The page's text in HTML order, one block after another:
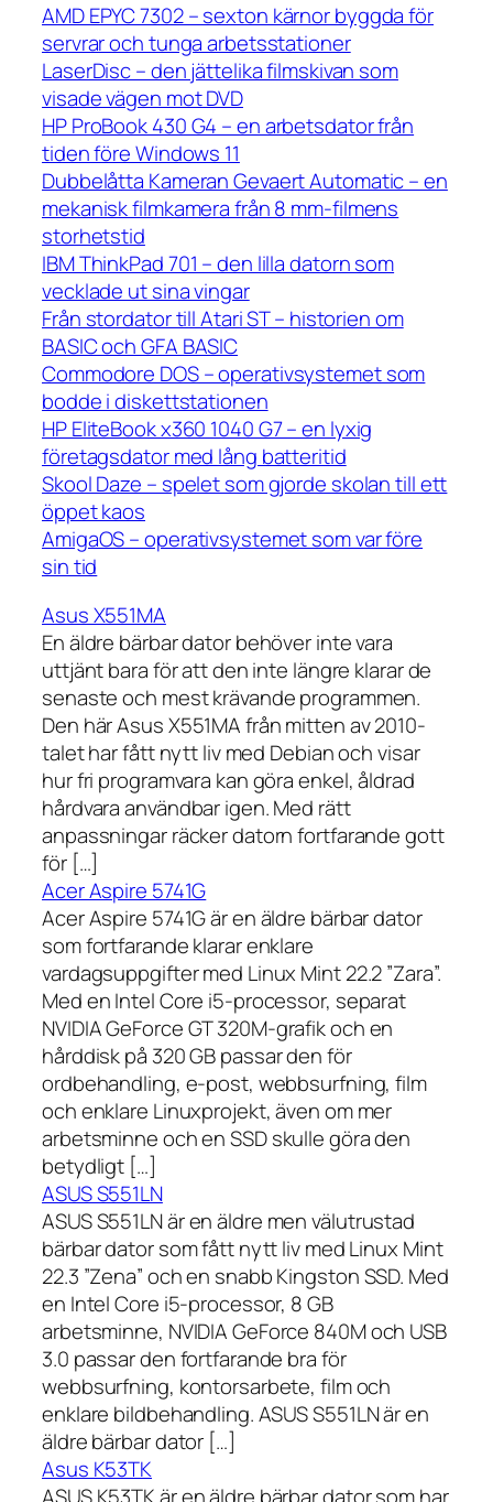
AMD EPYC 7302 – sexton kärnor byggda för
servrar och tunga arbetsstationer
LaserDisc – den jättelika filmskivan som
visade vägen mot DVD
HP ProBook 430 G4 – en arbetsdator från
tiden före Windows 11
Dubbelåtta Kameran Gevaert Automatic – en
mekanisk filmkamera från 8 mm-filmens
storhetstid
IBM ThinkPad 701 – den lilla datorn som
vecklade ut sina vingar
Från stordator till Atari ST – historien om
BASIC och GFA BASIC
Commodore DOS – operativsystemet som
bodde i diskettstationen
HP EliteBook x360 1040 G7 – en lyxig
företagsdator med lång batteritid
Skool Daze – spelet som gjorde skolan till ett
öppet kaos
AmigaOS – operativsystemet som var före
sin tid
Asus X551MA
En äldre bärbar dator behöver inte vara
uttjänt bara för att den inte längre klarar de
senaste och mest krävande programmen.
Den här Asus X551MA från mitten av 2010-
talet har fått nytt liv med Debian och visar
hur fri programvara kan göra enkel, åldrad
hårdvara användbar igen. Med rätt
anpassningar räcker datorn fortfarande gott
för […]
Acer Aspire 5741G
Acer Aspire 5741G är en äldre bärbar dator
som fortfarande klarar enklare
vardagsuppgifter med Linux Mint 22.2 ”Zara”.
Med en Intel Core i5-processor, separat
NVIDIA GeForce GT 320M-grafik och en
hårddisk på 320 GB passar den för
ordbehandling, e-post, webbsurfning, film
och enklare Linuxprojekt, även om mer
arbetsminne och en SSD skulle göra den
betydligt […]
ASUS S551LN
ASUS S551LN är en äldre men välutrustad
bärbar dator som fått nytt liv med Linux Mint
22.3 ”Zena” och en snabb Kingston SSD. Med
en Intel Core i5-processor, 8 GB
arbetsminne, NVIDIA GeForce 840M och USB
3.0 passar den fortfarande bra för
webbsurfning, kontorsarbete, film och
enklare bildbehandling. ASUS S551LN är en
äldre bärbar dator […]
Asus K53TK
ASUS K53TK är en äldre bärbar dator som har